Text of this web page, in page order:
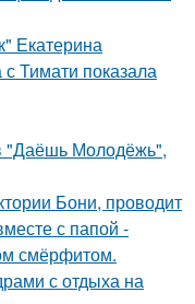
Екатерина
Тимати показала
"Даёшь Молодёжь",
Бони, проводит
с папой -
смёрфитом.
с отдыха на